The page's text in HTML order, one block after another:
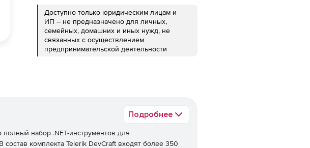
Доступно только юридическим лицам и
ИП – не предназначено для личных,
семейных, домашних и иных нужд, не
связанных с осуществлением
предпринимательской деятельности
Подробнее
полный набор .NET-инструментов для
комплекта Telerik DevCraft входят более 350